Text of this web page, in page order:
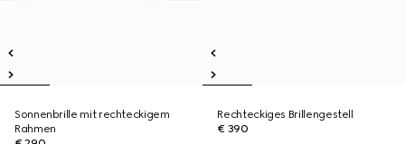
Sonnenbrille mit rechteckigem
Rahmen
Rechteckiges Brillengestell
€ 390